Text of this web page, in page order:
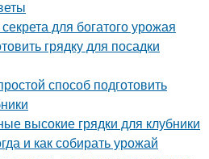
для богатого урожая
грядку для посадки
способ подготовить
высокие грядки для клубники
и как собирать урожай